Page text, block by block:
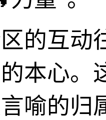
的互动
本心。
喻的归